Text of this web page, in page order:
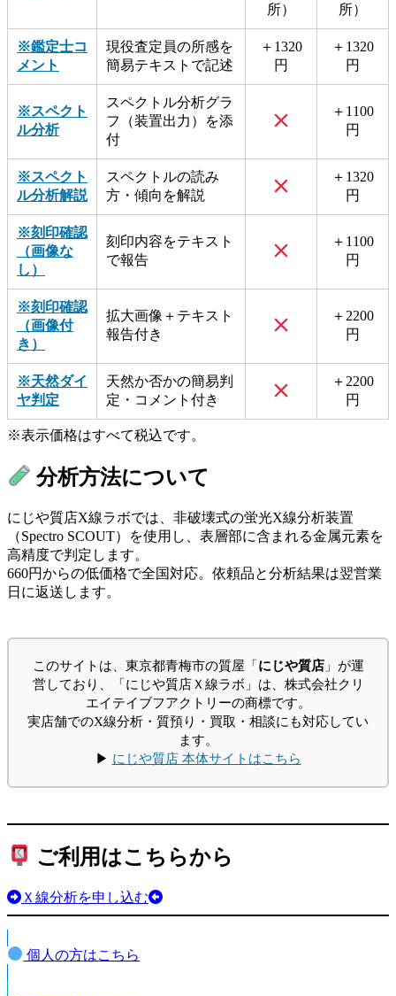
所）
所）
※鑑定士コ
メント
現役査定員の所感を
簡易テキストで記述
＋1320
円
＋1320
円
※スペクト
ル分析
スペクトル分析グラ
フ（装置出力）を添
付
＋1100
円
※スペクト
ル分析解説
スペクトルの読み
方・傾向を解説
＋1320
円
※刻印確認
（画像な
し）
刻印内容をテキスト
で報告
＋1100
円
※刻印確認
（画像付
き）
拡大画像＋テキスト
報告付き
＋2200
円
※天然ダイ
ヤ判定
天然か否かの簡易判
定・コメント付き
＋2200
円
※表示価格はすべて税込です。
分析方法について
にじや質店X線ラボでは、非破壊式の蛍光X線分析装置
（Spectro SCOUT）を使用し、表層部に含まれる金属元素を
高精度で判定します。
660円からの低価格で全国対応。依頼品と分析結果は翌営業
日に返送します。
このサイトは、東京都青梅市の質屋「にじや質店」が運
営しており、「にじや質店Ｘ線ラボ」は、株式会社クリ
エイテイブフアクトリーの商標です。
実店舗でのX線分析・質預り・買取・相談にも対応してい
ます。
▶ にじや質店 本体サイトはこちら
ご利用はこちらから
Ｘ線分析を申し込む
個人の方はこちら